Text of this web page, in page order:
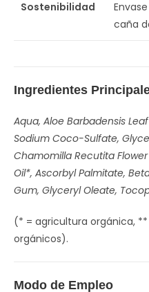
Sostenibilidad
caña
Ingredientes
Aqua, Aloe Barbadensis
Sodium Coco-Sulfate,
Chamomilla Recutita
Oil*, Ascorbyl Palmitate,
Gum, Glyceryl Oleate,
(* = agricultura orgánica,
orgánicos).
Modo de Empleo